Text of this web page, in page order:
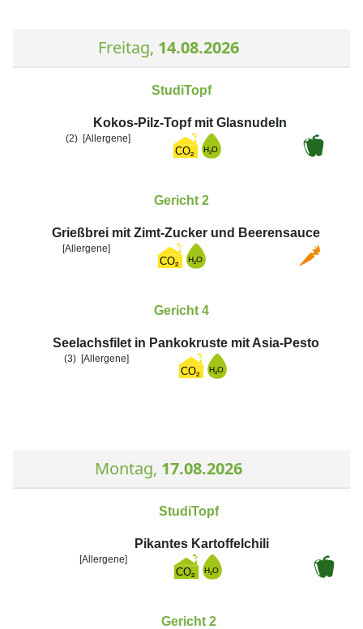
Freitag, 14.08.2026
StudiTopf
Kokos-Pilz-Topf mit Glasnudeln
(2) [Allergene]
Gericht 2
Grießbrei mit Zimt-Zucker und Beerensauce
[Allergene]
Gericht 4
Seelachsfilet in Pankokruste mit Asia-Pesto
(3) [Allergene]
Montag, 17.08.2026
StudiTopf
Pikantes Kartoffelchili
[Allergene]
Gericht 2